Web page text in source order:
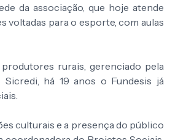
da associação, que hoje atende
voltadas para o esporte, com aulas
rurais, gerenciado pela
há 19 anos o Fundesis já
culturais e a presença do público